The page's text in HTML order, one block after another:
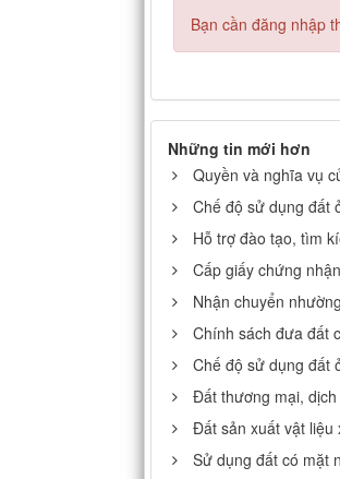
Bạn cần đăng nhập
Những tin mới hơn
Quyền và nghĩa vụ
Chế độ sử dụng đất
Hỗ trợ đào tạo, tìm
Cấp giấy chứng
Nhận chuyển
Chính sách đưa đất
Chế độ sử dụng đất
Đất thương mại,
Đất sản xuất vật liệu
Sử dụng đất có mặt